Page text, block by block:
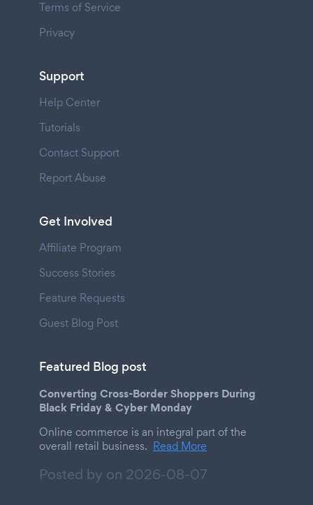
Terms of Service
Privacy
Support
Help Center
Tutorials
Contact Support
Report Abuse
Get Involved
Affiliate Program
Success Stories
Feature Requests
Guest Blog Post
Featured Blog post
Converting Cross-Border Shoppers During
Black Friday & Cyber Monday
Online commerce is an integral part of the
overall retail business. Read More
Posted by on 2026-08-07